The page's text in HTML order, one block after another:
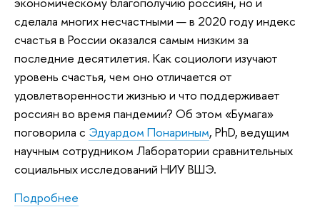
сделала многих несчастными — в 2020 году индекс
счастья в России оказался самым низким за
последние десятилетия. Как социологи изучают
уровень счастья, чем оно отличается от
удовлетворенности жизнью и что поддерживает
россиян во время пандемии? Об этом «Бумага»
поговорила с Эдуардом Понариным, PhD, ведущим
научным сотрудником Лаборатории сравнительных
социальных исследований НИУ ВШЭ.
Подробнее